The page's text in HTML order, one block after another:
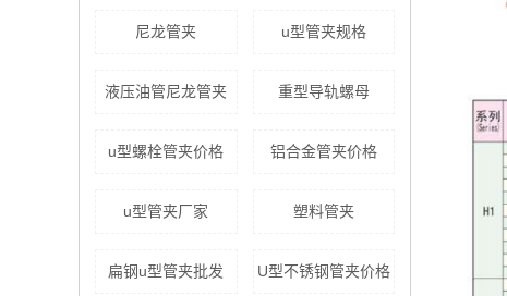
尼龙管夹 u型管夹规格
液压油管尼龙管夹 重型导轨螺母
u型螺栓管夹价格 铝合金管夹价格
u型管夹厂家 塑料管夹
扁钢u型管夹批发 U型不锈钢管夹价格